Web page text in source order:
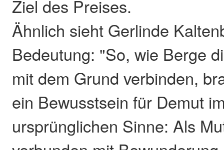
Ziel des Preises.
Ähnlich sieht Gerlinde
Bedeutung: "So, wie Berge
mit dem Grund verbinden,
ein Bewusstsein für Demut
ursprünglichen Sinne: Als